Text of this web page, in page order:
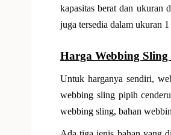
kapasitas berat dan ukuran
juga tersedia dalam ukuran
Harga Webbing Sling
Untuk harganya sendiri,
webbing sling pipih
webbing sling, bahan